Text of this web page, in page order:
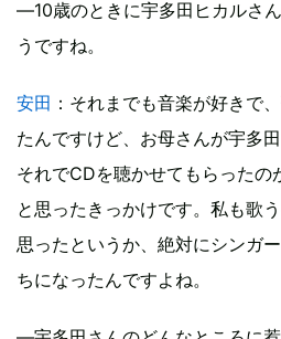
―10歳のときに宇多田ヒカルさ
うですね。
安田 ：それまでも音楽が好きで
たんですけど、お母さんが宇多
それでCDを聴かせてもらったの
と思ったきっかけです。私も歌
思ったというか、絶対にシンガ
ちになったんですよね。